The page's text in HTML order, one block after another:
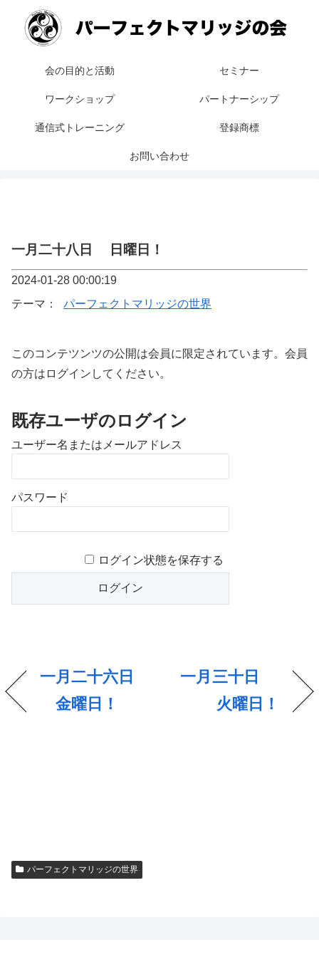
会の目的と活動 セミナー
ワークショップ パートナーシップ
通信式トレーニング 登録商標
お問い合わせ
一月二十八日 日曜日！
2024-01-28 00:00:19
テーマ：
パーフェクトマリッジの世界
このコンテツンツの公開は会員に限定されています。会員
の方はログインしてください。
既存ユーザのログイン
ユーザー名またはメールアドレス
パスワード
ログイン状態を保存する
一月二十六日
金曜日！
一月三十日
火曜日！
パーフェクトマリッジの世界